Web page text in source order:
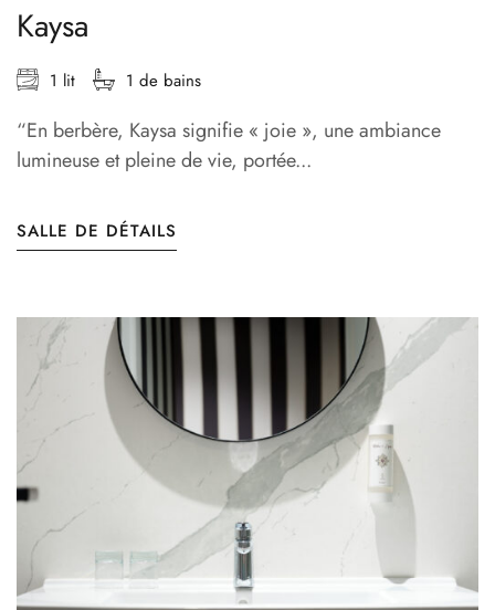
Kaysa
1 lit 1 de bains
“En berbère, Kaysa signifie « joie », une ambiance
lumineuse et pleine de vie, portée...
SALLE DE DÉTAILS